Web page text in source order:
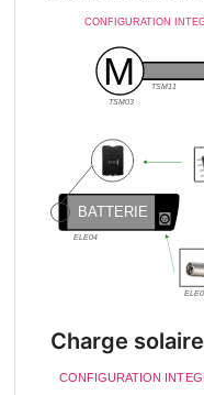
Charge solaire